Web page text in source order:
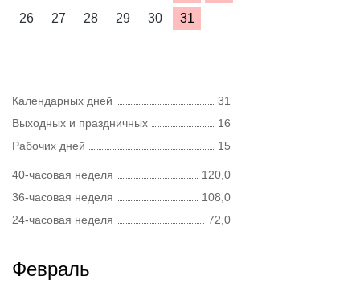
26
27 28 29 30 31
Календарных дней
31
Выходных и праздничных
16
Рабочих дней
15
40-часовая неделя
120,0
36-часовая неделя
108,0
24-часовая неделя
72,0
Февраль